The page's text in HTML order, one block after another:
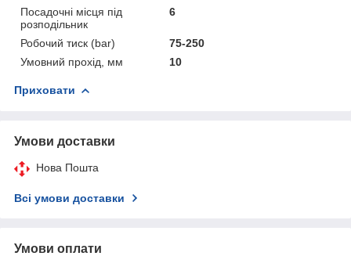
Посадочні місця під
розподільник
6
Робочий тиск (bar)
75-250
Умовний прохід, мм
10
Приховати
Умови доставки
Нова Пошта
Всі умови доставки
Умови оплати